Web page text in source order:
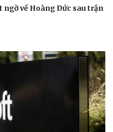
ngờ về Hoàng Đức sau trận